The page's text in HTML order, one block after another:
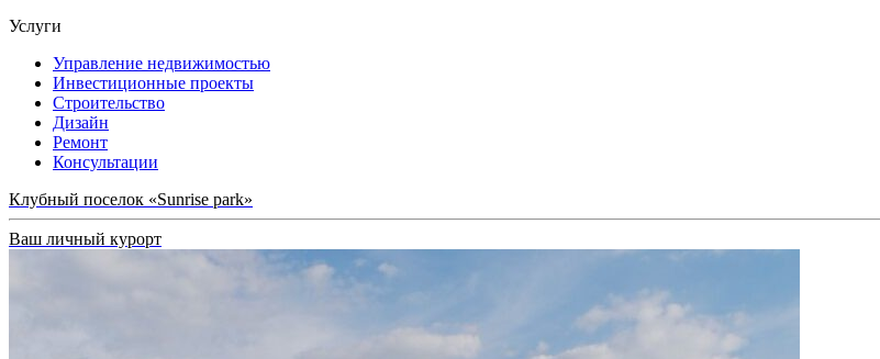
Услуги
Управление недвижимостью
Инвестиционные проекты
Строительство
Дизайн
Ремонт
Консультации
Клубный поселок «Sunrise park»
Ваш личный курорт